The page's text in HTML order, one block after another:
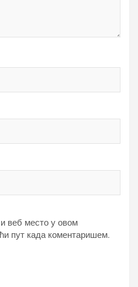
веб место у овом
пут када коментаришем.